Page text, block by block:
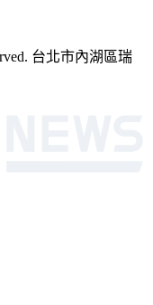
台北市內湖區瑞